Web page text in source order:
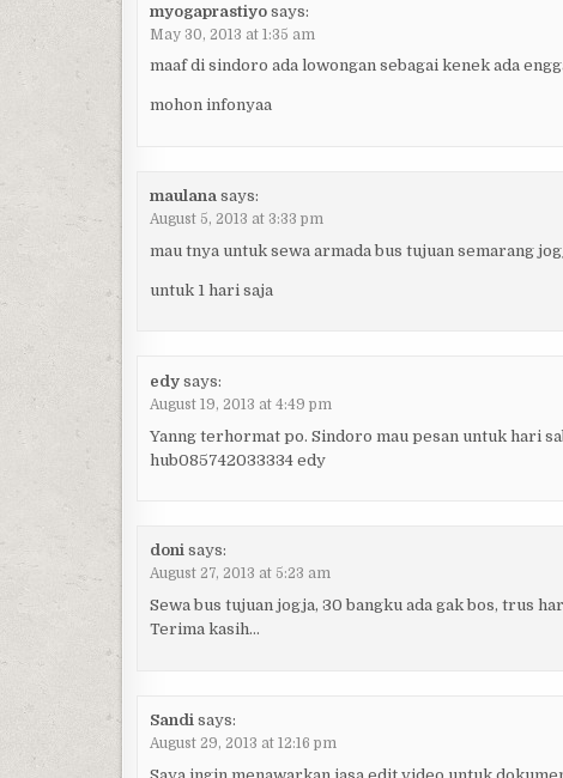
myogaprastiyo says:
May 30, 2013 at 1:35 am
maaf di sindoro ada lowongan sebagai kenek ada
mohon infonyaa
maulana says:
August 5, 2013 at 3:33 pm
mau tnya untuk sewa armada bus tujuan semarang
untuk 1 hari saja
edy says:
August 19, 2013 at 4:49 pm
Yanng terhormat po. Sindoro mau pesan untuk hari
hub085742033334 edy
doni says:
August 27, 2013 at 5:23 am
Sewa bus tujuan jogja, 30 bangku ada gak bos, trus
Terima kasih…
Sandi says:
August 29, 2013 at 12:16 pm